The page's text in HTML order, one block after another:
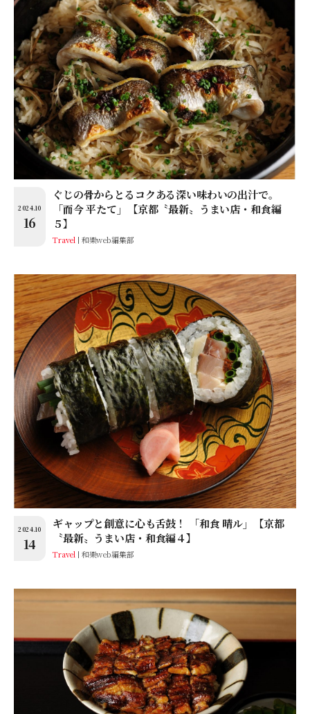
2024.10
16
ぐじの骨からとるコクある深い味わいの出汁で。
「而今 平たて」【京都〝最新〟うまい店・和食編
５】
Travel 和樂web編集部
2024.10
14
ギャップと創意に心も舌鼓！ 「和食 晴ル」【京都
〝最新〟うまい店・和食編４】
Travel 和樂web編集部